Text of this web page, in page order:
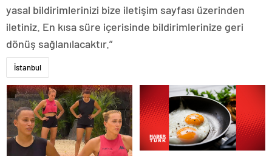
yasal bildirimlerinizi bize iletişim sayfası üzerinden
iletiniz. En kısa süre içerisinde bildirimlerinize geri
dönüş sağlanılacaktır.”
İstanbul